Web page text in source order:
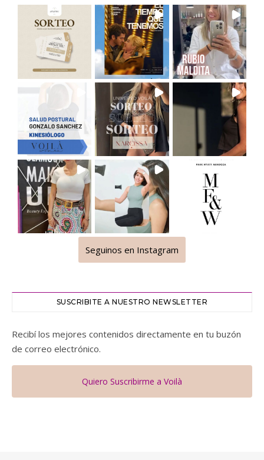
Seguinos en Instagram
SUSCRIBITE A NUESTRO NEWSLETTER
Recibí los mejores contenidos directamente en tu buzón
de correo electrónico.
Quiero Suscribirme a Voilà